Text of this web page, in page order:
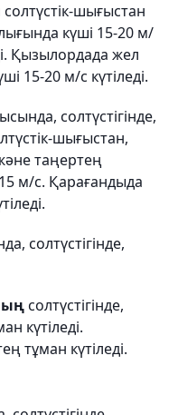
шығыстан
күші 15-20 м/
Қызылордада жел
15-20 м/с күтіледі.
солтүстігінде,
шығыстан,
таңертең
15 м/с. Қарағандыда
солтүстігінде,
солтүстігінде,
күтіледі.
тұман күтіледі.